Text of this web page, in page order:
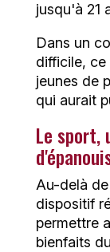
jusqu'à 21
Dans un
difficile, ce
jeunes de
qui aurait
Le sport,
Au-delà
dispositif
permettre
bienfaits